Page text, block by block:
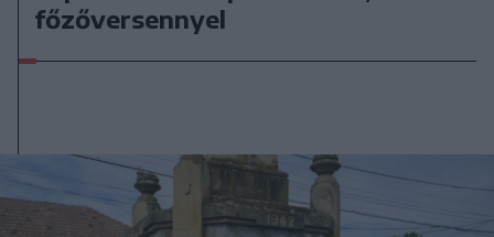
főzőversennyel